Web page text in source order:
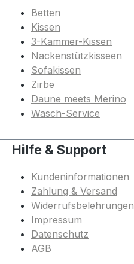
Betten
Kissen
3-Kammer-Kissen
Nackenstützkisseen
Sofakissen
Zirbe
Daune meets Merino
Wasch-Service
Hilfe & Support
Kundeninformationen
Zahlung & Versand
Widerrufsbelehrungen
Impressum
Datenschutz
AGB